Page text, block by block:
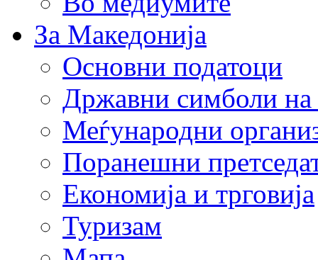
За Македонија
Основни податоци
Државни симболи
Меѓународни
Поранешни
Економија и трговија
Туризам